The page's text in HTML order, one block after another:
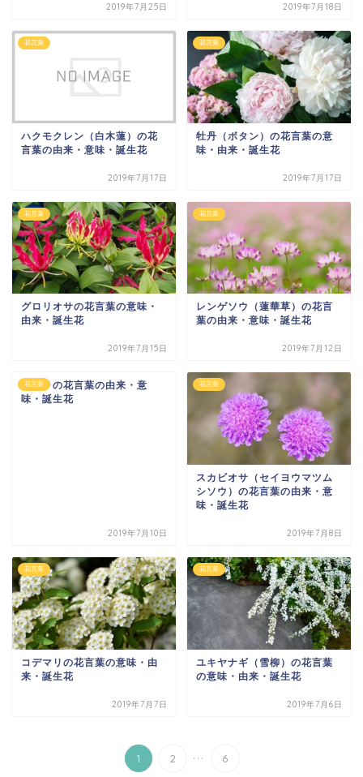
2019年7月25日 2019年7月18日
花言葉
ハクモクレン（白木蓮）の花
言葉の由来・意味・誕生花
2019年7月17日
花言葉
牡丹（ボタン）の花言葉の意
味・由来・誕生花
2019年7月17日
花言葉
グロリオサの花言葉の意味・
由来・誕生花
2019年7月15日
花言葉
レンゲソウ（蓮華草）の花言
葉の由来・意味・誕生花
2019年7月12日
花言葉
ニゲラの花言葉の由来・意
味・誕生花
2019年7月10日
花言葉
スカビオサ（セイヨウマツム
シソウ）の花言葉の由来・意
味・誕生花
2019年7月8日
花言葉
コデマリの花言葉の意味・由
来・誕生花
2019年7月7日
花言葉
ユキヤナギ（雪柳）の花言葉
の意味・由来・誕生花
2019年7月6日
1 2 ... 6